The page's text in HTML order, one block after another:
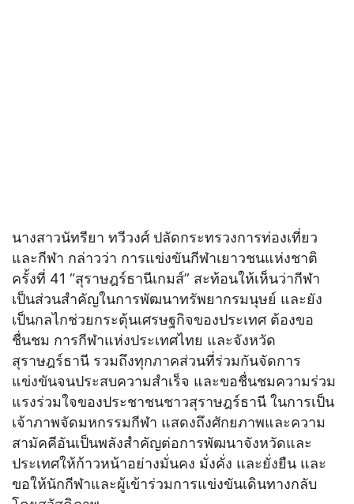
นางสาวนัทรียา ทวีวงศ์ ปลัดกระทรวงการท่องเที่ยว
และกีฬา กล่าวว่า การแข่งขันกีฬาเยาวชนแห่งชาติ
ครั้งที่ 41 “สุราษฎร์ธานีเกมส์” สะท้อนให้เห็นว่ากีฬา
เป็นส่วนสำคัญในการพัฒนาทรัพยากรมนุษย์ และยัง
เป็นกลไกช่วยกระตุ้นเศรษฐกิจของประเทศ ต้องขอ
ชื่นชม การกีฬาแห่งประเทศไทย และจังหวัด
สุราษฎร์ธานี รวมถึงทุกภาคส่วนที่ร่วมกันจัดการ
แข่งขันจนประสบความสำเร็จ และขอชื่นชมความร่วม
แรงร่วมใจของประชาชนชาวสุราษฎร์ธานี ในการเป็น
เจ้าภาพจัดมหกรรมกีฬา แสดงถึงศักยภาพและความ
สามัคคีอันเป็นพลังสำคัญต่อการพัฒนาจังหวัดและ
ประเทศให้ก้าวหน้าอย่างมั่นคง มั่งคั่ง และยั่งยืน และ
ขอให้นักกีฬาและผู้เข้าร่วมการแข่งขันเดินทางกลับ